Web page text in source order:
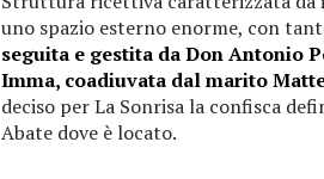
uno spazio esterno enorme, con
seguita e gestita da Don Antonio
Imma, coadiuvata dal marito
deciso per La Sonrisa la confisca
Abate dove è locato.